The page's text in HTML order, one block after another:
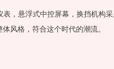
，悬浮式中控屏幕，换挡机构
风格，符合这个时代的潮流。